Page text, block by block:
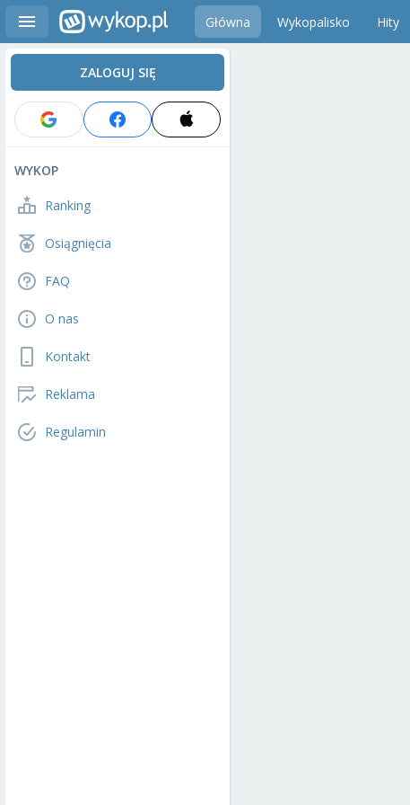
Główna Wykopalisko Hity
ZALOGUJ SIĘ
WYKOP
Ranking
Osiągnięcia
FAQ
O nas
Kontakt
Reklama
Regulamin